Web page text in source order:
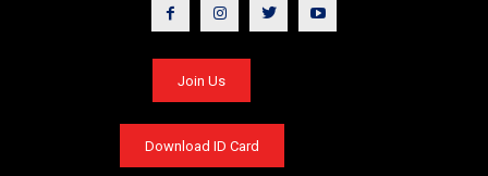
Join Us
Download ID Card